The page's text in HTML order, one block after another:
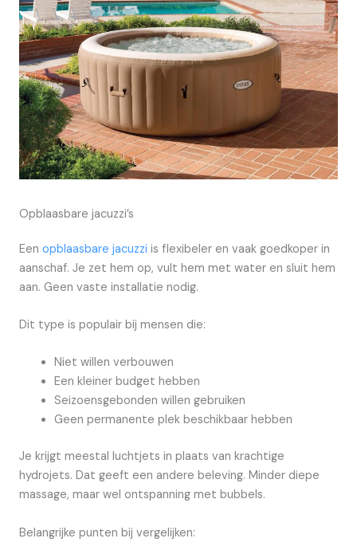
Opblaasbare jacuzzi’s
Een opblaasbare jacuzzi is flexibeler en vaak goedkoper in
aanschaf. Je zet hem op, vult hem met water en sluit hem
aan. Geen vaste installatie nodig.
Dit type is populair bij mensen die:
Niet willen verbouwen
Een kleiner budget hebben
Seizoensgebonden willen gebruiken
Geen permanente plek beschikbaar hebben
Je krijgt meestal luchtjets in plaats van krachtige
hydrojets. Dat geeft een andere beleving. Minder diepe
massage, maar wel ontspanning met bubbels.
Belangrijke punten bij vergelijken: